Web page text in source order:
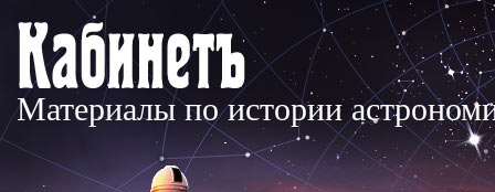
Материалы по истории